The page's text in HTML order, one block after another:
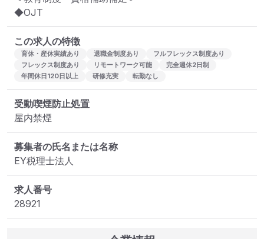
◆OJT
この求人の特徴
育休・産休実績あり 退職金制度あり
フルフレックス制度あり
フレックス制度あり
リモートワーク可能
完全週休2日制
年間休日120日以上
研修充実 転勤なし
受動喫煙防止処置
屋内禁煙
募集者の氏名または名称
EY税理士法人
求人番号
28921